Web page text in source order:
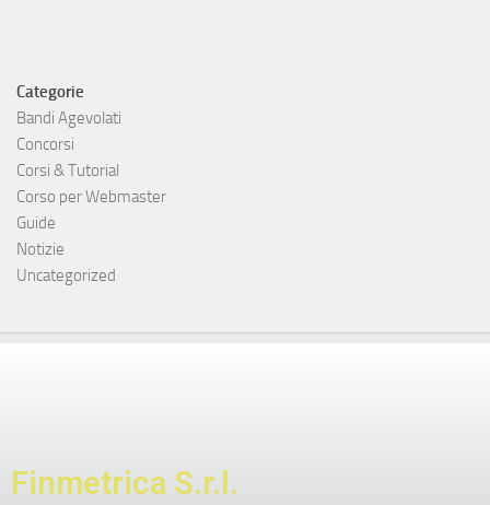
Categorie
Bandi Agevolati
Concorsi
Corsi & Tutorial
Corso per Webmaster
Guide
Notizie
Uncategorized
Finmetrica S.r.l.